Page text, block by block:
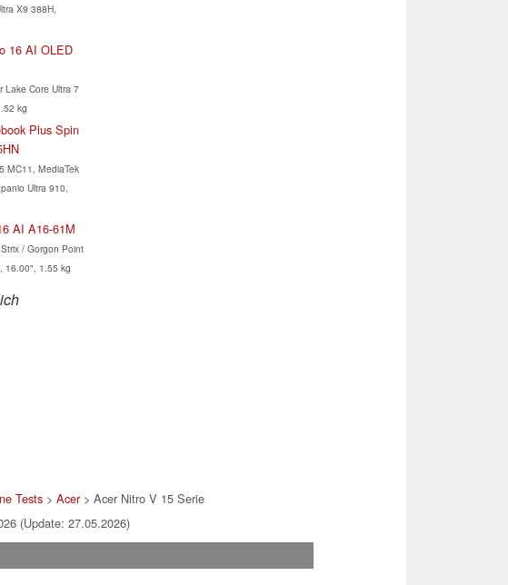
X9 388H,
16 AI OLED
Lake Core Ultra 7
kg
Plus Spin
MC11, MediaTek
Ultra 910,
AI A16-61M
/ Gorgon Point
16.00", 1.55 kg
Tests> Acer> Acer Nitro V 15 Serie
(Update: 27.05.2026)